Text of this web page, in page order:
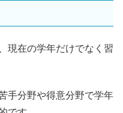
現在の学年だけでなく習
手分野や得意分野で学年